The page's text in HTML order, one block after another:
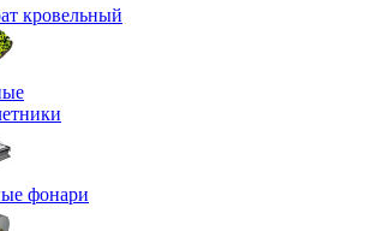
кровельный
фонари